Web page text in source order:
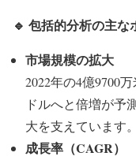
🔹 包括的分析の主な
市場規模の拡大
2022年の4億9700
ドルへと倍増が予
大を支えています。
成長率（CAGR）